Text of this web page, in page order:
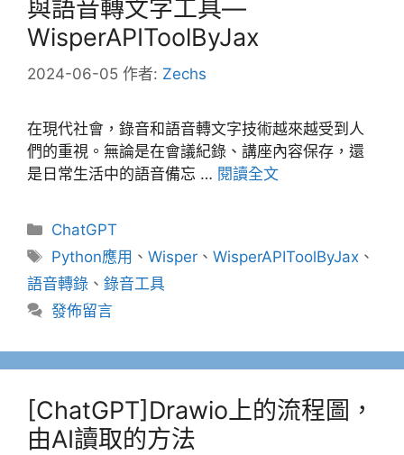
與語音轉文字工具—
WisperAPIToolByJax
2024-06-05 作者: Zechs
在現代社會，錄音和語音轉文字技術越來越受到人
們的重視。無論是在會議紀錄、講座內容保存，還
是日常生活中的語音備忘 … 閱讀全文
分
類
ChatGPT
標
籤
Python應用 、Wisper 、WisperAPIToolByJax 、
語音轉錄 、 錄音工具
發佈留言
[ChatGPT]Drawio上的流程圖，
由AI讀取的方法